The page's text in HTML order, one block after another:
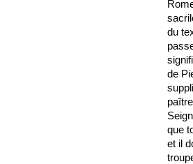
du
de
que
et il